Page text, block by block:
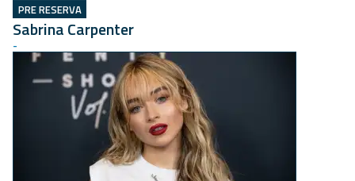
PRE RESERVA
Sabrina Carpenter
-